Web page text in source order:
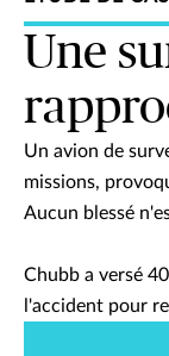
Une
Un avion de
missions,
Aucun blessé
Chubb a versé
l'accident pour